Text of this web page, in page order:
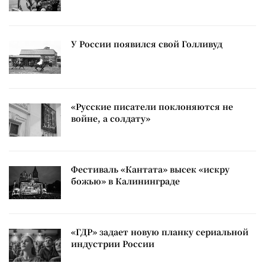
У России появился свой Голливуд
«Русские писатели поклоняются не
войне, а солдату»
Фестиваль «Кантата» высек «искру
божью» в Калининграде
«ГДР» задает новую планку сериальной
индустрии России